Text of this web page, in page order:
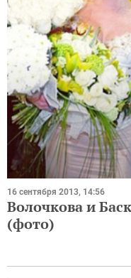
16 сентября 2013, 14:56
Волочкова и
(фото)